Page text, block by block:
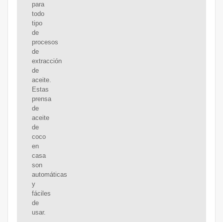
para
todo
tipo
de
procesos
de
extracción
de
aceite.
Estas
prensa
de
aceite
de
coco
en
casa
son
automáticas
y
fáciles
de
usar.